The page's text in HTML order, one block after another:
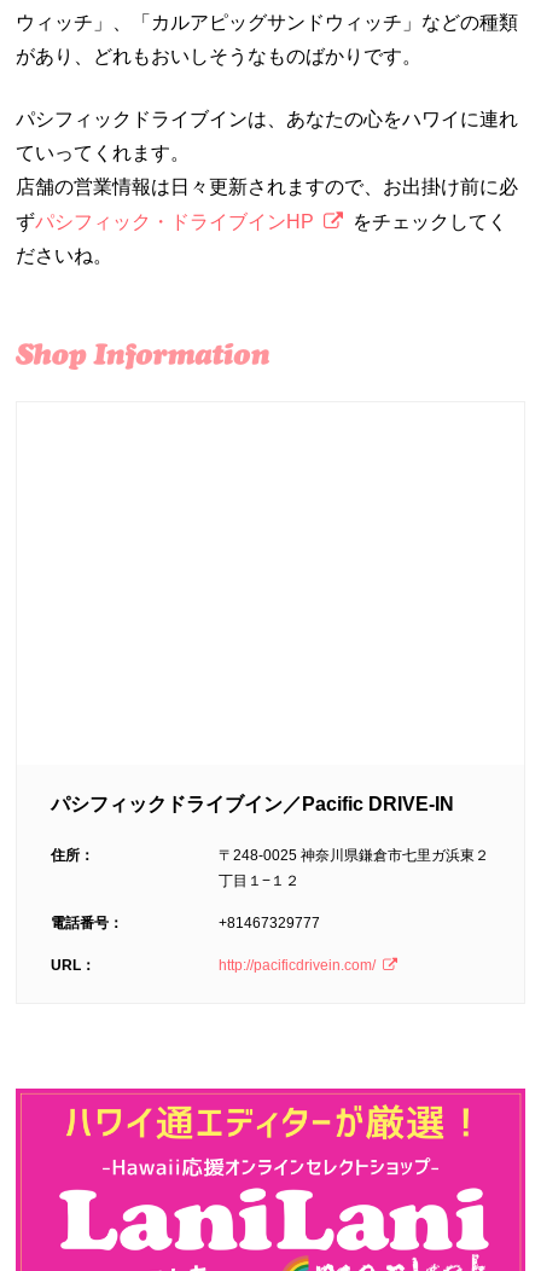
ウィッチ」、「カルアピッグサンドウィッチ」などの種類
があり、どれもおいしそうなものばかりです。
パシフィックドライブインは、あなたの心をハワイに連れ
ていってくれます。
店舗の営業情報は日々更新されますので、お出掛け前に必
ずパシフィック・ドライブインHP
をチェックしてく
ださいね。
パシフィックドライブイン／Pacific DRIVE-IN
住所：
〒248-0025 神奈川県鎌倉市七里ガ浜東２
丁目１−１２
電話番号： +81467329777
URL： http://pacificdrivein.com/